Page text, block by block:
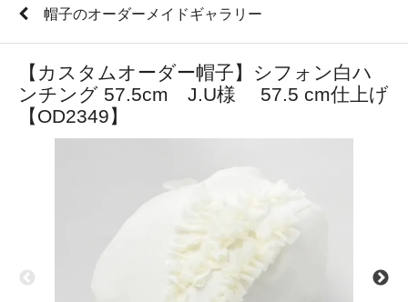
帽子のオーダーメイドギャラリー
【カスタムオーダー帽子】シフォン白ハ
ンチング 57.5cm J.U様 57.5 cm仕上げ
【OD2349】